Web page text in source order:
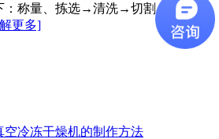
：称量、拣选→清洗→切割→烫漂→
更多]
空冷冻干燥机的制作方法